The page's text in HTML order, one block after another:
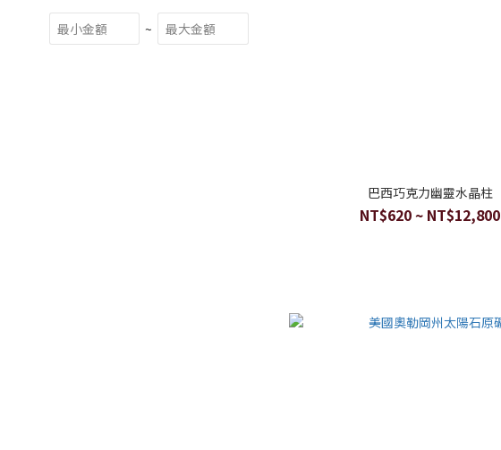
~
巴西巧克力幽靈水晶柱
NT$620 ~ NT$12,800